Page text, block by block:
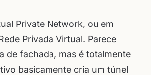
Private Network, ou em
Privada Virtual. Parece
de fachada, mas é totalmente
basicamente cria um túnel